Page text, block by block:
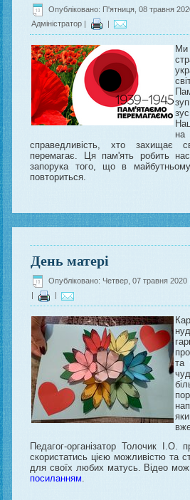
Опубліковано: П'ятниця, 08 травня
Адміністратор | |
справедливість, хто захищає
перемагає. Ця пам'ять робить
запорука того, що в
повториться.
День матері
Опубліковано: Четвер, 07 травня 2020
та
Педагог-організатор Толочик І.О.
скористатись цією можливістю та
для своїх любих матусь. Відео
посиланням.